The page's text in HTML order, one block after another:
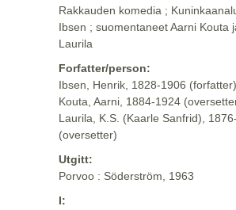
Rakkauden komedia ;
Ibsen ; suomentaneet Aarni Kouta
Laurila
Forfatter/person:
Ibsen, Henrik, 1828-1906 (forfatter)
Kouta, Aarni, 1884-1924
Laurila, K.S. (Kaarle Sanfrid),
(oversetter)
Utgitt:
Porvoo : Söderström, 1963
I: